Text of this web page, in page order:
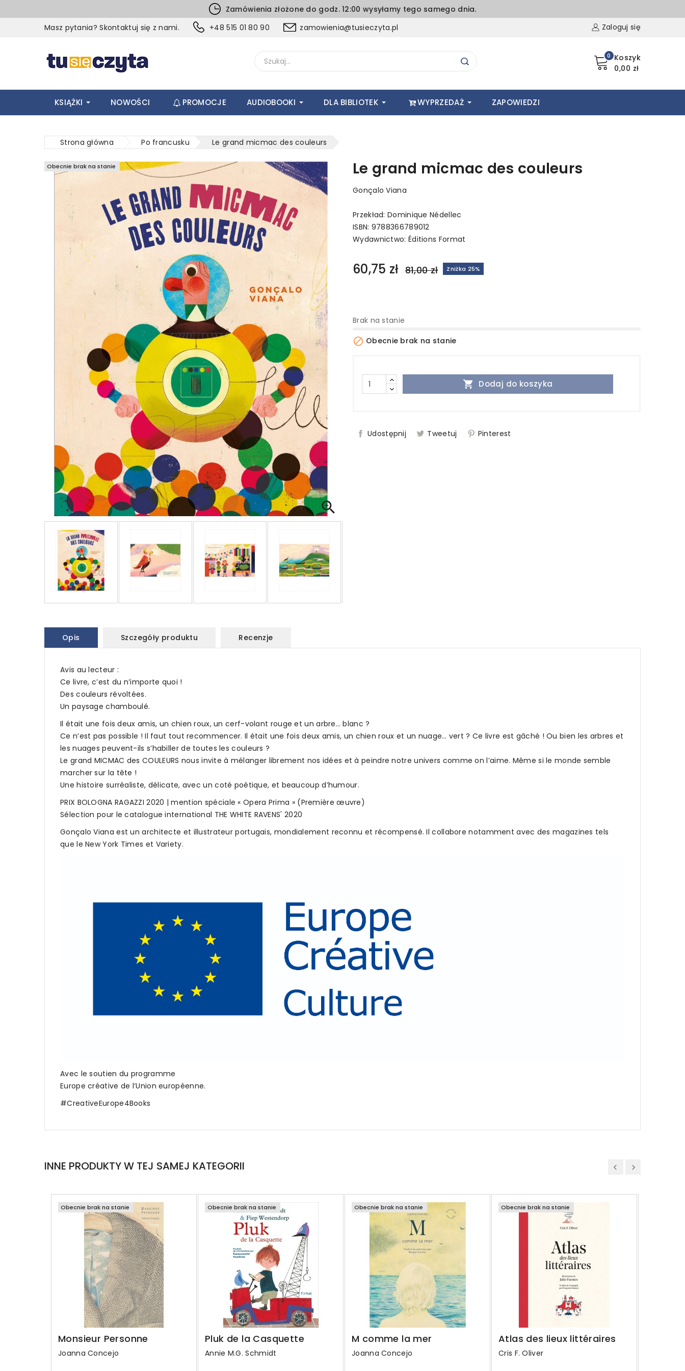
Zamówienia złożone do godz. 12:00 wysyłamy tego samego dnia.
Masz pytania? Skontaktuj się z nami.
+48 515 01 80 90 zamowienia@tusieczyta.pl Zaloguj się
0 Koszyk
0,00 zł
KSIĄŻKI NOWOŚCI PROMOCJE AUDIOBOOKI DLA BIBLIOTEK WYPRZEDAŻ ZAPOWIEDZI
Strona główna Po francusku Le grand micmac des couleurs
Obecnie brak na stanie

Obecnie brak na stanie Le grand micmac des couleurs
Gonçalo Viana
Przekład: Dominique Nédellec
ISBN: 9788366789012
Wydawnictwo: Éditions Format
60,75 zł 81,00 zł Zniżka 25%
Brak na stanie
 Obecnie brak na stanie
 Dodaj do koszyka
Udostępnij Tweetuj Pinterest
Opis Szczegóły produktu Recenzje
Avis au lecteur :
Ce livre, c’est du n’importe quoi !
Des couleurs révoltées.
Un paysage chamboulé.
Il était une fois deux amis, un chien roux, un cerf-volant rouge et un arbre… blanc ?
Ce n’est pas possible ! Il faut tout recommencer. Il était une fois deux amis, un chien roux et un nuage… vert ? Ce livre est gâché ! Ou bien les arbres et
les nuages peuvent-ils s’habiller de toutes les couleurs ?
Le grand MICMAC des COULEURS nous invite à mélanger librement nos idées et à peindre notre univers comme on l’aime. Même si le monde semble
marcher sur la tête !
Une histoire surréaliste, délicate, avec un coté poétique, et beaucoup d’humour.
PRIX BOLOGNA RAGAZZI 2020 | mention spéciale « Opera Prima » (Première œuvre)
Sélection pour le catalogue international THE WHITE RAVENS' 2020
Gonçalo Viana est un architecte et illustrateur portugais, mondialement reconnu et récompensé. Il collabore notamment avec des magazines tels
que le New York Times et Variety.
Avec le soutien du programme
Europe créative de l’Union européenne.
#CreativeEurope4Books
INNE PRODUKTY W TEJ SAMEJ KATEGORII
Obecnie brak na stanie
Monsieur Personne
Joanna Concejo
Obecnie brak na stanie
Pluk de la Casquette
Annie M.G. Schmidt
Obecnie brak na stanie
M comme la mer
Joanna Concejo
Obecnie brak na stanie
Atlas des lieux littéraires
Cris F. Oliver